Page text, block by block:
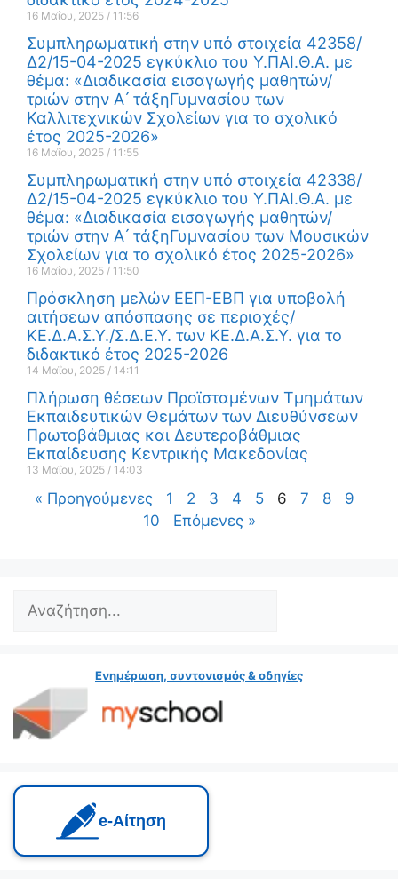
16 Μαΐου, 2025 11:56
Συμπληρωματική στην υπό στοιχεία 42358/
Δ2/15-04-2025 εγκύκλιο του Υ.ΠΑΙ.Θ.Α. με
θέμα: «Διαδικασία εισαγωγής μαθητών/
τριών στην Α ́ τάξηΓυμνασίου των
Καλλιτεχνικών Σχολείων για το σχολικό
έτος 2025-2026»
16 Μαΐου, 2025 11:55
Συμπληρωματική στην υπό στοιχεία 42338/
Δ2/15-04-2025 εγκύκλιο του Υ.ΠΑΙ.Θ.Α. με
θέμα: «Διαδικασία εισαγωγής μαθητών/
τριών στην Α ́ τάξηΓυμνασίου των Μουσικών
Σχολείων για το σχολικό έτος 2025-2026»
16 Μαΐου, 2025 11:50
Πρόσκληση μελών ΕΕΠ-ΕΒΠ για υποβολή
αιτήσεων απόσπασης σε περιοχές/
ΚΕ.Δ.Α.Σ.Υ./Σ.Δ.Ε.Υ. των ΚΕ.Δ.Α.Σ.Υ. για το
διδακτικό έτος 2025-2026
14 Μαΐου, 2025 14:11
Πλήρωση θέσεων Προϊσταμένων Τμημάτων
Εκπαιδευτικών Θεμάτων των Διευθύνσεων
Πρωτοβάθμιας και Δευτεροβάθμιας
Εκπαίδευσης Κεντρικής Μακεδονίας
13 Μαΐου, 2025 14:03
« Προηγούμενες 1 2 3 4 5 6 7 8
9
10
Επόμενες »
Ενημέρωση, συντονισμός & οδηγίες
e‑Αίτηση